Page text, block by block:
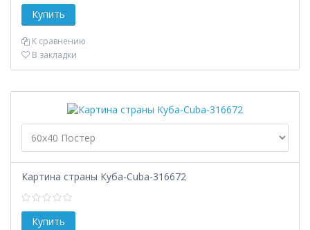
К сравнению
В закладки
Картина страны Куба-Cuba-316672